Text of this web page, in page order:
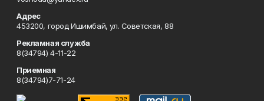
Адрес
453200, город Ишимбай, ул. Советская, 88
Рекламная служба
8(34794) 4-11-22
Приемная
8(34794)7-71-24